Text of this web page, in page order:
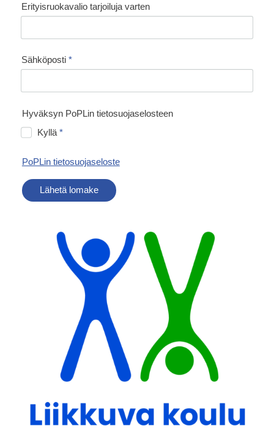
Erityisruokavalio tarjoiluja varten
Sähköposti *
Hyväksyn PoPLin tietosuojaselosteen
Kyllä*
PoPLin tietosuojaseloste
Lähetä lomake